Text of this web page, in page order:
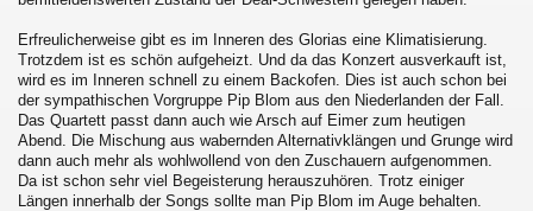
Erfreulicherweise gibt es im Inneren des Glorias eine Klimatisierung.
Trotzdem ist es schön aufgeheizt. Und da das Konzert ausverkauft ist,
wird es im Inneren schnell zu einem Backofen. Dies ist auch schon bei
der sympathischen Vorgruppe Pip Blom aus den Niederlanden der Fall.
Das Quartett passt dann auch wie Arsch auf Eimer zum heutigen
Abend. Die Mischung aus wabernden Alternativklängen und Grunge wird
dann auch mehr als wohlwollend von den Zuschauern aufgenommen.
Da ist schon sehr viel Begeisterung herauszuhören. Trotz einiger
Längen innerhalb der Songs sollte man Pip Blom im Auge behalten.